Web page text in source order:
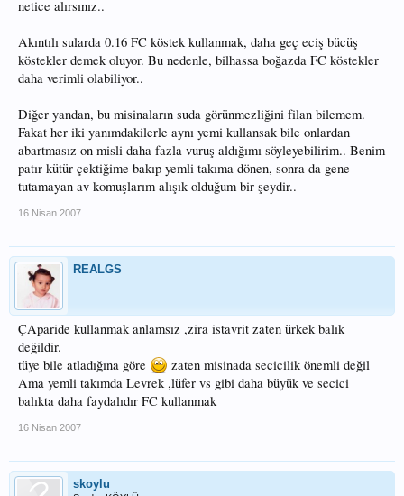
netice alırsınız..
Akıntılı sularda 0.16 FC köstek kullanmak, daha geç eciş bücüş
köstekler demek oluyor. Bu nedenle, bilhassa boğazda FC köstekler
daha verimli olabiliyor..
Diğer yandan, bu misinaların suda görünmezliğini filan bilemem.
Fakat her iki yanımdakilerle aynı yemi kullansak bile onlardan
abartmasız on misli daha fazla vuruş aldığımı söyleyebilirim.. Benim
patır kütür çektiğime bakıp yemli takıma dönen, sonra da gene
tutamayan av komuşlarım alışık olduğum bir şeydir..
16 Nisan 2007
REALGS
ÇAparide kullanmak anlamsız ,zira istavrit zaten ürkek balık
değildir.
tüye bile atladığına göre
zaten misinada secicilik önemli değil
Ama yemli takımda Levrek ,lüfer vs gibi daha büyük ve secici
balıkta daha faydalıdır FC kullanmak
16 Nisan 2007
skoylu